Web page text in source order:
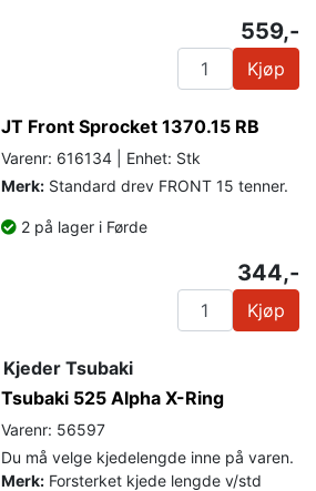
559,-
Kjøp
JT Front Sprocket 1370.15 RB
Varenr: 616134 | Enhet: Stk
Merk: Standard drev FRONT 15 tenner.
2 på lager i Førde
344,-
Kjøp
Kjeder Tsubaki
Tsubaki 525 Alpha X-Ring
Varenr: 56597
Du må velge kjedelengde inne på varen.
Merk: Forsterket kjede lengde v/std